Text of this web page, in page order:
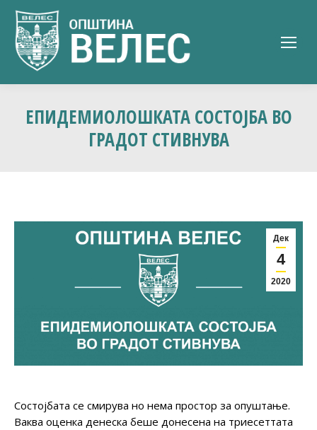
ЕПИДЕМИОЛОШКАТА СОСТОЈБА ВО
ГРАДОТ СТИВНУВА
Дек
4
2020
Состојбата се смирува но нема простор за опуштање.
Ваква оценка денеска беше донесена на триесеттата